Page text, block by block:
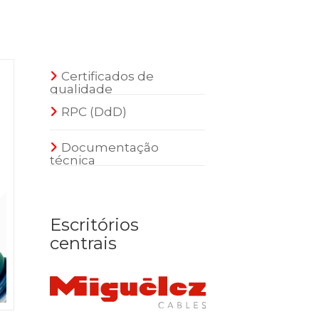
Certificados de
qualidade
RPC (DdD)
Documentação
técnica
Escritórios
centrais